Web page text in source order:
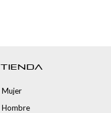
TIENDA
Mujer
Hombre